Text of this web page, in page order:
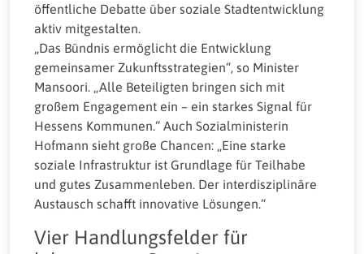
öffentliche Debatte über soziale Stadtentwicklung
aktiv mitgestalten.
„Das Bündnis ermöglicht die Entwicklung
gemeinsamer Zukunftsstrategien“, so Minister
Mansoori. „Alle Beteiligten bringen sich mit
großem Engagement ein – ein starkes Signal für
Hessens Kommunen.“ Auch Sozialministerin
Hofmann sieht große Chancen: „Eine starke
soziale Infrastruktur ist Grundlage für Teilhabe
und gutes Zusammenleben. Der interdisziplinäre
Austausch schafft innovative Lösungen.“
Vier Handlungsfelder für